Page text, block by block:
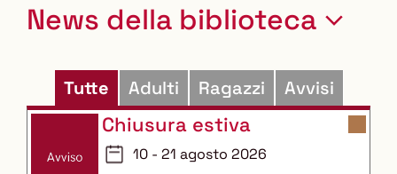
News della biblioteca
Tutte Adulti Ragazzi Avvisi
Chiusura estiva
10 - 21 agosto 2026